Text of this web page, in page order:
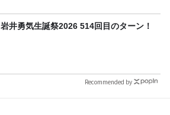
岩井勇気生誕祭2026 514回目のターン！
Recommended by